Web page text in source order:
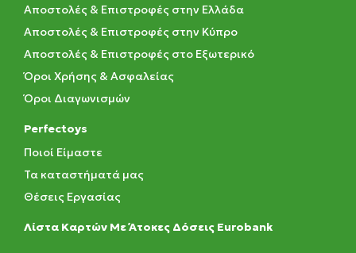
Αποστολές & Επιστροφές στην Ελλάδα
Αποστολές & Επιστροφές στην Κύπρο
Αποστολές & Επιστροφές στο Εξωτερικό
Όροι Χρήσης & Ασφαλείας
Όροι Διαγωνισμών
Perfectoys
Ποιοί Είμαστε
Τα καταστήματά μας
Θέσεις Εργασίας
Λίστα Καρτών Με Άτοκες Δόσεις Eurobank